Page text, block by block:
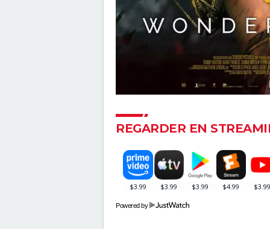
REGARDER EN
Powered by